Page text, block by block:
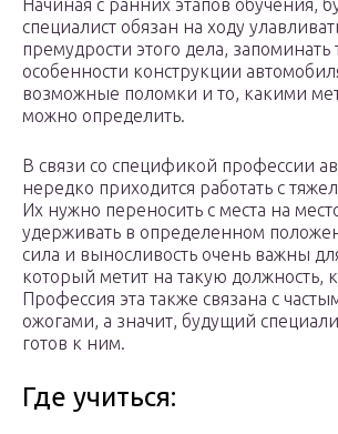
Начиная с ранних этапов обучения,
специалист обязан на ходу
премудрости этого дела,
особенности конструкции
возможные поломки и то, какими
можно определить.
В связи со спецификой профессии
нередко приходится работать с
Их нужно переносить с места на
удерживать в определенном
сила и выносливость очень важны
который метит на такую должность,
Профессия эта также связана с
ожогами, а значит, будущий
готов к ним.
Где учиться: